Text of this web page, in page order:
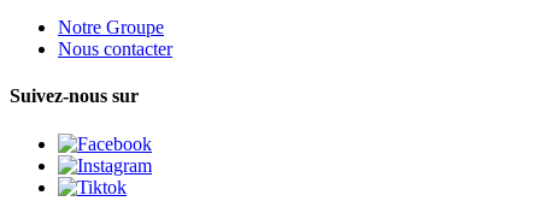
Notre Groupe
Nous contacter
Suivez-nous sur